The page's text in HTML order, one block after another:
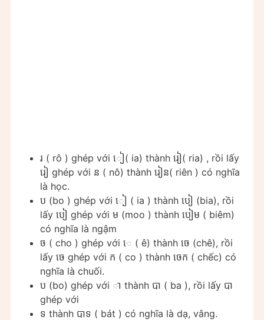
រ​ ( rô ) ghép với ៀ( ia) thành រៀ( ria) , rồi lấy
រៀ ghép với ន ( nô) thành រៀន( riên ) có nghĩa
là học.
ប (​bo ) ghép với ៀ​ ( ia ) thành បៀ (bia), rồi
lấy បៀ​ ghép với ម (​moo ) thành បៀម ( biêm)
có nghĩa là ngậm
ច​ ( cho ) ghép với េ ( ê) thành ចេ (chê), rồi
lấy ចេ ghép với ក ( co ) thành ចេក ( chếc) có
nghĩa là chuối.
ប (​bo) ghép với ា​ thành បា​ ( ba ), rồi lấy បា
ghép với
ទ thành បាទ​ ( bát ) có nghĩa là dạ, vâng.